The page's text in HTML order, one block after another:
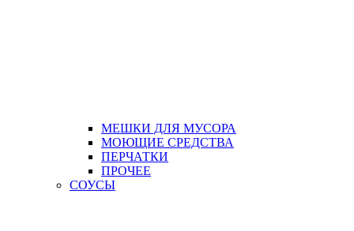
МЕШКИ ДЛЯ МУСОРА
МОЮЩИЕ СРЕДСТВА
ПЕРЧАТКИ
ПРОЧЕЕ
СОУСЫ